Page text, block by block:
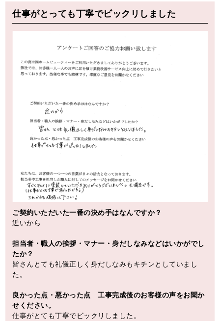
仕事がとっても丁寧でビックリしました
ご契約いただいた一番の決め手はなんですか？
近いから
担当者・職人の挨拶・マナー・身だしなみなどはいかがでし
たか？
皆さんとても礼儀正しく身だしなみもキチンとしていまし
た。
良かった点・悪かった点 工事完成後のお客様の声をお聞か
せください。
仕事がとても丁寧でビックリしました。